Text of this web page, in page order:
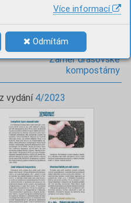
Více informací
Odmítám
následující článek
Záměr drásovské
kompostárny
vydání 4/2023